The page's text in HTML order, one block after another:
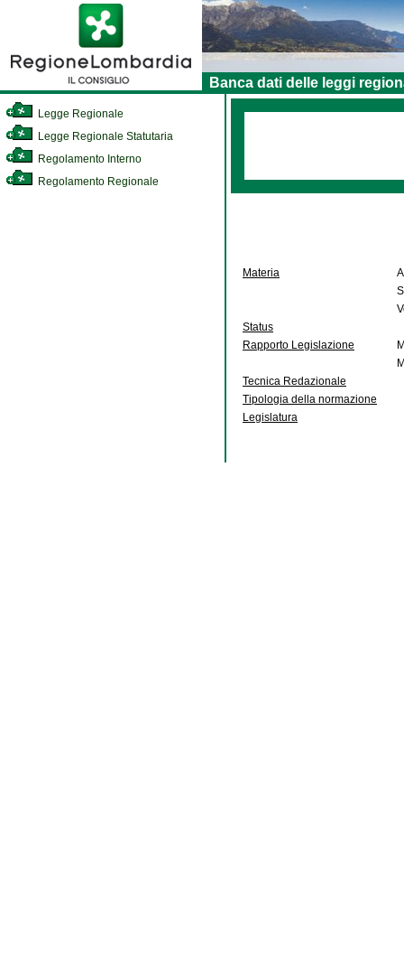
Banca dati delle leggi
Legge Regionale
Legge Regionale Statutaria
Regolamento Interno
Regolamento Regionale
Materia
Status
Rapporto Legislazione
Tecnica Redazionale
Tipologia della normazione
Legislatura